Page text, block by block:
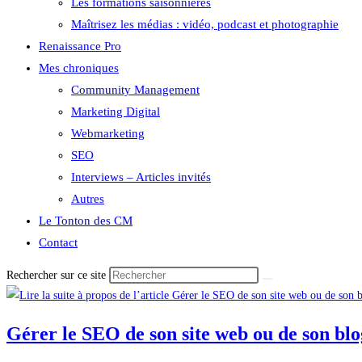
Maîtrisez les médias : vidéo, podcast et photographie
Renaissance Pro
Mes chroniques
Community Management
Marketing Digital
Webmarketing
SEO
Interviews – Articles invités
Autres
Le Tonton des CM
Contact
Rechercher sur ce site
Gérer le SEO de son site web ou de son